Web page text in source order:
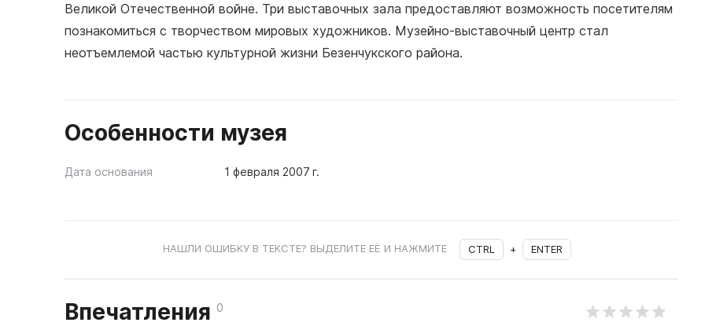
Великой Отечественной войне. Три выставочных зала предоставляют возможность посетителям
познакомиться с творчеством мировых художников. Музейно-выставочный центр стал
неотъемлемой частью культурной жизни Безенчукского района.
Особенности музея
Дата основания 1 февраля 2007 г.
НАШЛИ ОШИБКУ В ТЕКСТЕ? ВЫДЕЛИТЕ ЕЁ И НАЖМИТЕ CTRL + ENTER
Впечатления 0